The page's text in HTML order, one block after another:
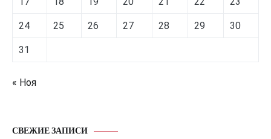
24 25 26 27 28 29 30
31
« Ноя
СВЕЖИЕ ЗАПИСИ